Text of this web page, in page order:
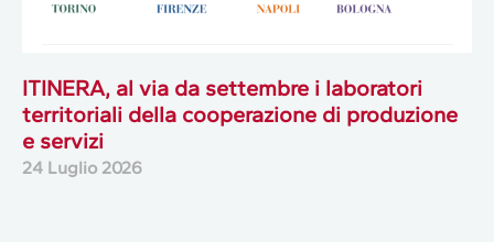
ITINERA, al via da settembre i laboratori
territoriali della cooperazione di produzione
e servizi
24 Luglio 2026